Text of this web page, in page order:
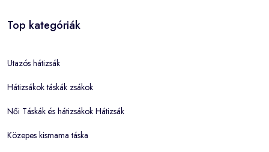
Top kategóriák
Utazós hátizsák
Hátizsákok táskák zsákok
Női Táskák és hátizsákok Hátizsák
Közepes kismama táska